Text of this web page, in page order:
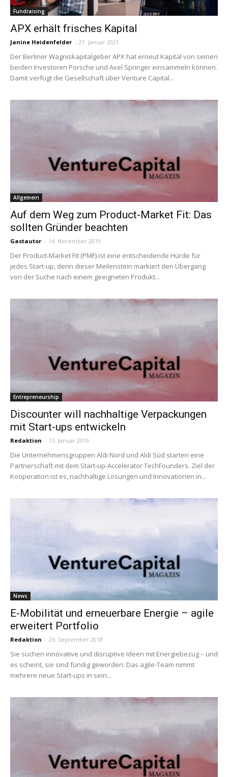
Fundraising
APX erhält frisches Kapital
Janine Heidenfelder - 21. Januar 2021
Der Berliner Wagniskapitalgeber APX hat erneut Kapital von seinen
beiden Investoren Porsche und Axel Springer einsammeln können.
Damit verfügt die Gesellschaft über Venture Capital...
Allgemein
Auf dem Weg zum Product-Market Fit: Das
sollten Gründer beachten
Gastautor - 14. November 2019
Der Product-Market Fit (PMF) ist eine entscheidende Hürde für
jedes Start-up, denn dieser Meilenstein markiert den Übergang
von der Suche nach einem geeigneten Produkt...
Entrepreneurship
Discounter will nachhaltige Verpackungen
mit Start-ups entwickeln
Redaktion - 15. Januar 2019
Die Unternehmensgruppen Aldi Nord und Aldi Süd starten eine
Partnerschaft mit dem Start-up-Accelerator TechFounders. Ziel der
Kooperation ist es, nachhaltige Lösungen und Innovationen in...
News
E-Mobilität und erneuerbare Energie – agile
erweitert Portfolio
Redaktion - 26. September 2018
Sie suchen innovative und disruptive Ideen mit Energiebezug – und
es scheint, sie sind fündig geworden: Das agile-Team nimmt
mehrere neue Start-ups in sein...